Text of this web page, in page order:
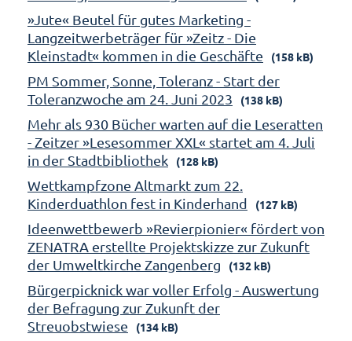
»Jute« Beutel für gutes Marketing -
Langzeitwerbeträger für »Zeitz - Die
Kleinstadt« kommen in die Geschäfte
(158 kB)
PM Sommer, Sonne, Toleranz - Start der
Toleranzwoche am 24. Juni 2023
(138 kB)
Mehr als 930 Bücher warten auf die Leseratten
- Zeitzer »Lesesommer XXL« startet am 4. Juli
in der Stadtbibliothek
(128 kB)
Wettkampfzone Altmarkt zum 22.
Kinderduathlon fest in Kinderhand
(127 kB)
Ideenwettbewerb »Revierpionier« fördert von
ZENATRA erstellte Projektskizze zur Zukunft
der Umweltkirche Zangenberg
(132 kB)
Bürgerpicknick war voller Erfolg - Auswertung
der Befragung zur Zukunft der
Streuobstwiese
(134 kB)